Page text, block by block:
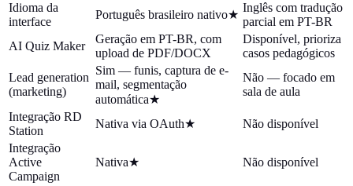
Idioma da
interface
Português brasileiro nativo★
Inglês com tradução
parcial em PT-BR
AI Quiz Maker
Geração em PT-BR, com
upload de PDF/DOCX
Disponível, prioriza
casos pedagógicos
Lead generation
(marketing)
Sim — funis, captura de e-
mail, segmentação
automática★
Não — focado em
sala de aula
Integração RD
Station
Nativa via OAuth★
Não disponível
Integração
Active
Campaign
Nativa★ Não disponível